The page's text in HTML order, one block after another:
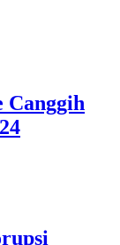
Canggih